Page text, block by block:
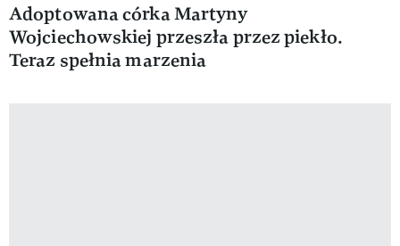
Adoptowana córka Martyny
Wojciechowskiej przeszła przez piekło.
Teraz spełnia marzenia